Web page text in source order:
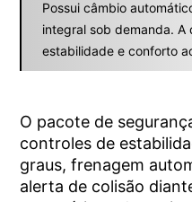
Possui câmbio
integral sob demanda.
estabilidade e conforto
O pacote de
controles de
graus, frenagem
alerta de colisão